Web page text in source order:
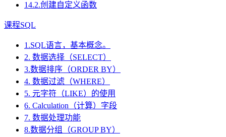
14.2.创建自定义函数
课程SQL
1.SQL语言，基本概念。
2. 数据选择（SELECT）
3.数据排序（ORDER BY）
4. 数据过滤（WHERE）
5. 元字符（LIKE）的使用
6. Calculation（计算）字段
7. 数据处理功能
8.数据分组（GROUP BY）